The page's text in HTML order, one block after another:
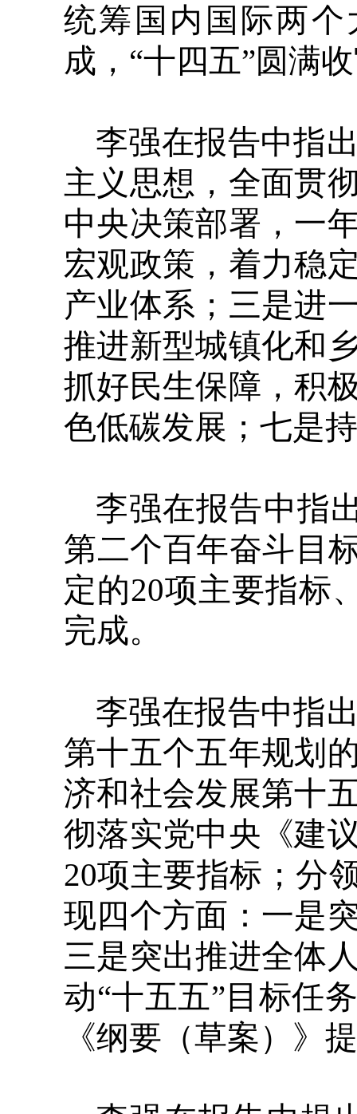
统筹国内国际两
成，“十四五”圆满
李强在报告中指
主义思想，全面贯
中央决策部署，一
宏观政策，着力稳
产业体系；三是进
推进新型城镇化和
抓好民生保障，积
色低碳发展；七是
李强在报告中指
第二个百年奋斗目
定的20项主要指标
完成。
李强在报告中指
第十五个五年规划
济和社会发展第十
彻落实党中央《建
20项主要指标；分
现四个方面：一是
三是突出推进全体
动“十五五”目标任
《纲要（草案）》